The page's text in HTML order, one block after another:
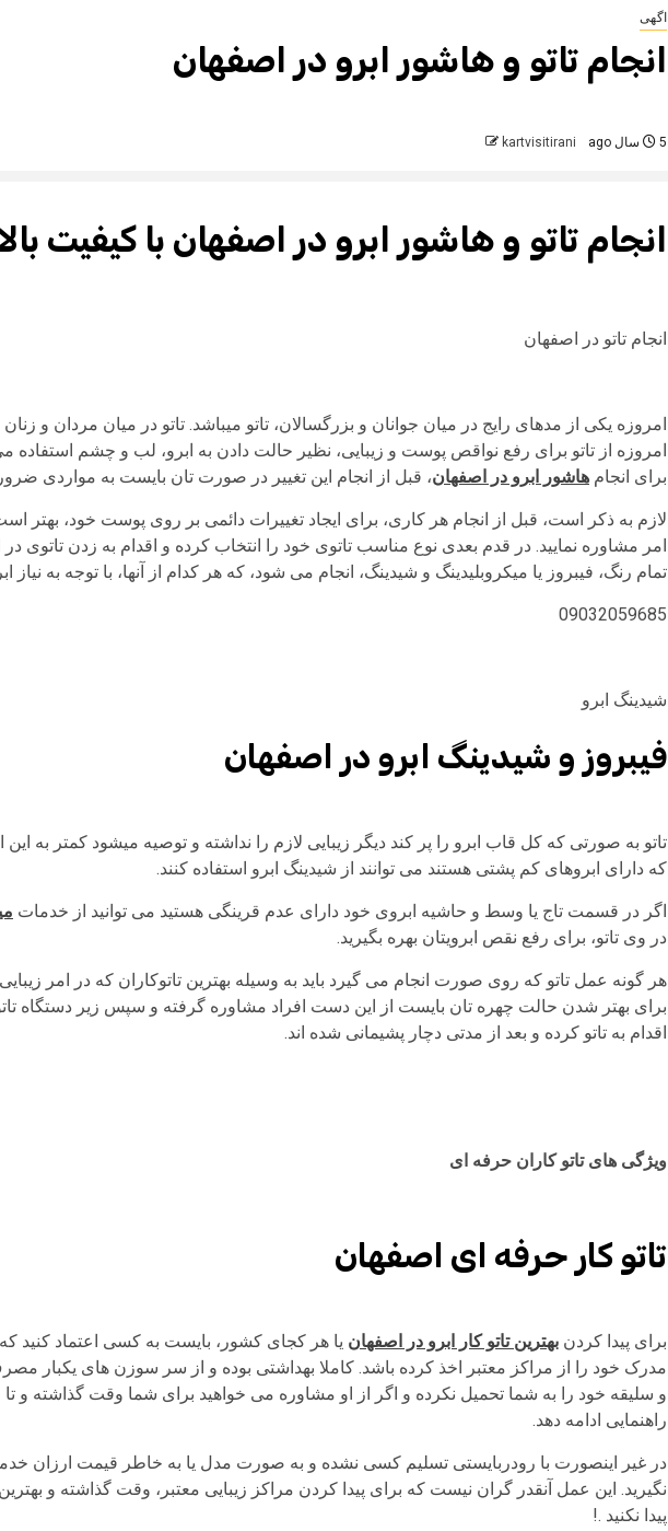
اگهی
انجام تاتو و هاشور ابرو در اصفهان
5 سال ago kartvisitirani
انجام تاتو و هاشور ابرو در اصفهان با کیفیت
انجام تاتو در اصفهان
امروزه یکی از مدهای رایج در میان جوانان و بزرگسالان، تاتو میباشد. تاتو در میان مردان و
امروزه از تاتو برای رفع نواقص پوست و زیبایی، نظیر حالت دادن به ابرو، لب و چشم
برای انجام هاشور ابرو در اصفهان، قبل از انجام این تغییر در صورت تان بایست به مواردی
لازم به ذکر است، قبل از انجام هر کاری، برای ایجاد تغییرات دائمی بر روی پوست خود، بهتر
امر مشاوره نمایید. در قدم بعدی نوع مناسب تاتوی خود را انتخاب کرده و اقدام به زدن تاتوی در
تمام رنگ، فیبروز یا میکروبلیدینگ و شیدینگ، انجام می شود، که هر کدام از آنها، با توجه به
09032059685
شیدینگ ابرو
فیبروز و شیدینگ ابرو در اصفهان
تاتو به صورتی که کل قاب ابرو را پر کند دیگر زیبایی لازم را نداشته و توصیه میشود کمتر به
که دارای ابروهای کم پشتی هستند می توانند از شیدینگ ابرو استفاده کنند.
اگر در قسمت تاج یا وسط و حاشیه ابروی خود دارای عدم قرینگی هستید می توانید از خدمات
در وی تاتو، برای رفع نقص ابرویتان بهره بگیرید.
هر گونه عمل تاتو که روی صورت انجام می گیرد باید به وسیله بهترین تاتوکاران که در امر
برای بهتر شدن حالت چهره تان بایست از این دست افراد مشاوره گرفته و سپس زیر دستگاه
اقدام به تاتو کرده و بعد از مدتی دچار پشیمانی شده اند.
ویژگی های تاتو کاران حرفه ای
تاتو کار حرفه ای اصفهان
برای پیدا کردن بهترین تاتو کار ابرو در اصفهان یا هر کجای کشور، بایست به کسی اعتماد کنید
مدرک خود را از مراکز معتبر اخذ کرده باشد. کاملا بهداشتی بوده و از سر سوزن های یکبار
و سلیقه خود را به شما تحمیل نکرده و اگر از او مشاوره می خواهید برای شما وقت گذاشته و
راهنمایی ادامه دهد.
در غیر اینصورت با رودربایستی تسلیم کسی نشده و به صورت مدل یا به خاطر قیمت ارزان
نگیرید. این عمل آنقدر گران نیست که برای پیدا کردن مراکز زیبایی معتبر، وقت گذاشته و
پیدا نکنید .!